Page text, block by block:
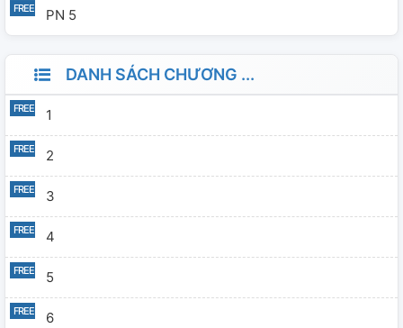
PN 5
DANH SÁCH CHƯƠNG ...
1
2
3
4
5
6